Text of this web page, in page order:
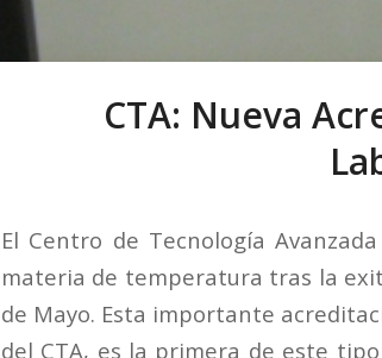
CTA: Nueva
El Centro de Tecnología
materia de temperatura tras la
de Mayo. Esta importante
del CTA, es la primera de este